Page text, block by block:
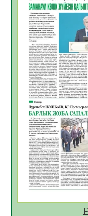
06.08.2026
Көкжөтел
06.08.2026
АПВ вакцинасы
06.08.2026
Open Air:
департаменті
көрерменнің
06.08.2026
ЖАРҚЫН
МӘЖІЛІС ӨТТІ
05.08.2026
Қазақстан